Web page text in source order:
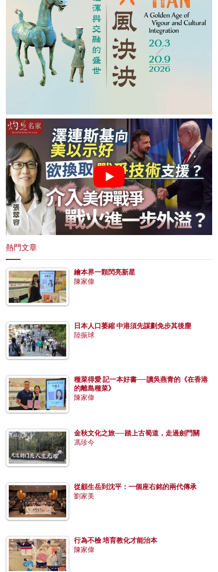
熱門文章
繪本界一顆閃亮新星
陳家偉
日本人口萎縮 中港須先謀劃免步其後塵
陸振球
種菜得愛 記一本好書──讀吳燕青的《在香港
的離島種菜》
陳家偉
金秋文化之旅──踏上古蜀道，走過劍門關
馮珍今
從顧生岳到沈平：一個座右銘的兩代傳承
劉家美
行為不檢 培育教化才能治本
陳家偉